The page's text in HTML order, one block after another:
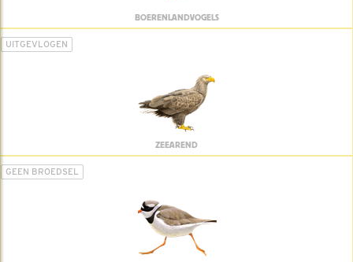
BOERENLANDVOGELS
UITGEVLOGEN
ZEEAREND
GEEN BROEDSEL